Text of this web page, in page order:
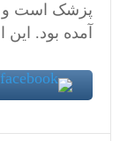
پزشک است و
آمده بود.